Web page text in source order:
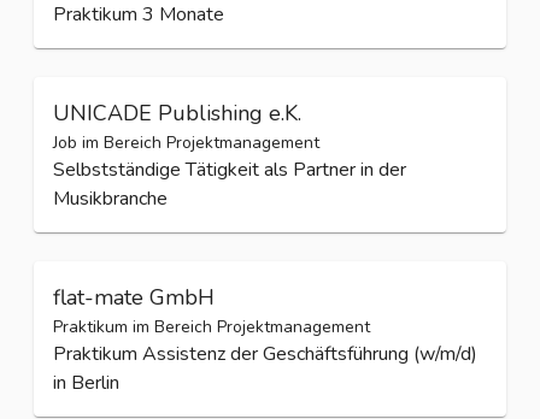
Praktikum 3 Monate
UNICADE Publishing e.K.
Job im Bereich Projektmanagement
Selbstständige Tätigkeit als Partner in der
Musikbranche
flat-mate GmbH
Praktikum im Bereich Projektmanagement
Praktikum Assistenz der Geschäftsführung (w/m/d)
in Berlin